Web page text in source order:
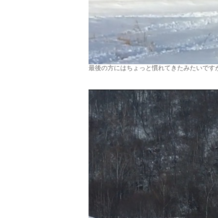
最後の方にはちょっと慣れてきたみたいです